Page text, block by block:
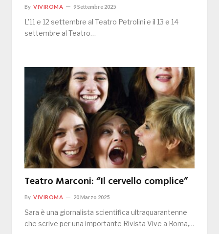
By VIVIROMA 9 Settembre 2025
L’11 e 12 settembre al Teatro Petrolini e il 13 e 14
settembre al Teatro…
Teatro Marconi: “Il cervello complice”
By VIVIROMA 20 Marzo 2025
Sara è una giornalista scientifica ultraquarantenne
che scrive per una importante Rivista Vive a Roma,…